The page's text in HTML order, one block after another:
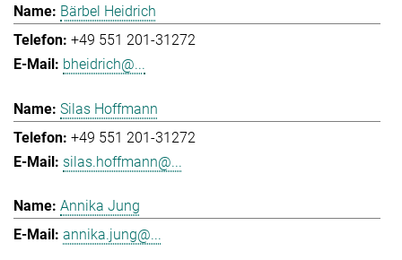
Bärbel Heidrich
+49 551 201-31272
bheidrich@...
Silas Hoffmann
+49 551 201-31272
silas.hoffmann@...
Annika Jung
annika.jung@...